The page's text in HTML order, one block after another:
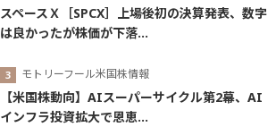
スペースＸ［SPCX］上場後初の決算発表、数字
は良かったが株価が下落...
モトリーフール米国株情報
【米国株動向】AIスーパーサイクル第2幕、AI
インフラ投資拡大で恩恵...